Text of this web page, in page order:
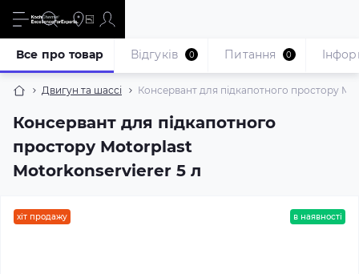
Двигун та шассі Консервант для підкапотного простору
Консервант для підкапотного
простору Motorplast
Motorkonservierer 5 л
Все про товар Відгуків 0 Питання 0
хіт продажу в наявності